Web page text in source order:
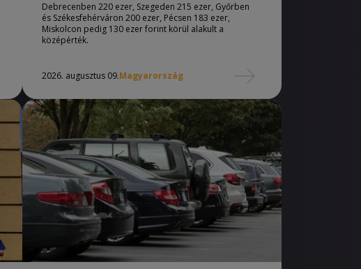
Debrecenben 220 ezer, Szegeden 215 ezer, Győrben
és Székesfehérváron 200 ezer, Pécsen 183 ezer,
Miskolcon pedig 130 ezer forint körül alakult a
középérték.
2026. augusztus 09.Magyarország